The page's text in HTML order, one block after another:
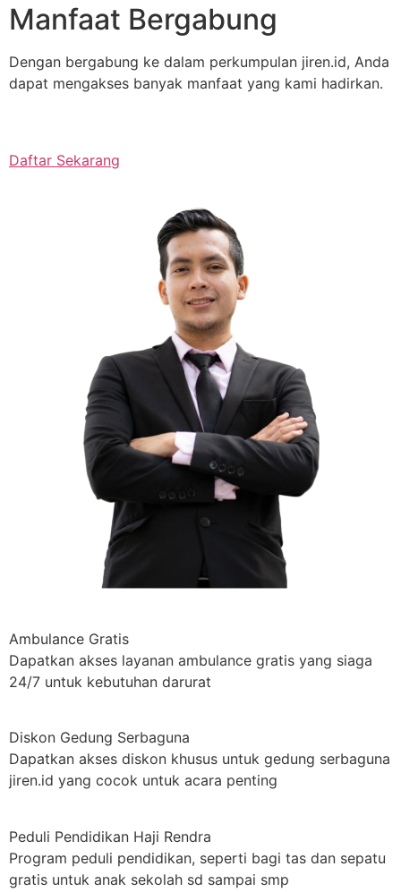
Manfaat Bergabung
Dengan bergabung ke dalam perkumpulan jiren.id, Anda
dapat mengakses banyak manfaat yang kami hadirkan.
Daftar Sekarang
Ambulance Gratis
Dapatkan akses layanan ambulance gratis yang siaga
24/7 untuk kebutuhan darurat
Diskon Gedung Serbaguna
Dapatkan akses diskon khusus untuk gedung serbaguna
jiren.id yang cocok untuk acara penting
Peduli Pendidikan Haji Rendra
Program peduli pendidikan, seperti bagi tas dan sepatu
gratis untuk anak sekolah sd sampai smp